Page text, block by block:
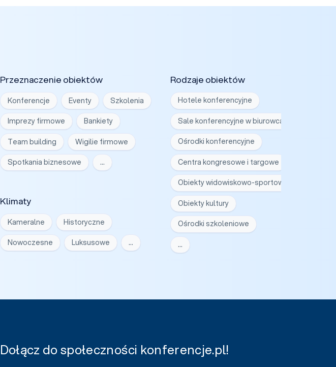
Klimaty
Kameralne Historyczne
Nowoczesne Luksusowe …
Przeznaczenie obiektów
Konferencje Eventy Szkolenia
Imprezy firmowe Bankiety
Team building Wigilie firmowe
Spotkania biznesowe …
Rodzaje obiektów
Hotele konferencyjne
Sale konferencyjne w biurowcach
Ośrodki konferencyjne
Centra kongresowe i targowe
Obiekty widowiskowo-sportowe
Obiekty kultury
Ośrodki szkoleniowe
…
Dołącz do społeczności konferencje.pl!